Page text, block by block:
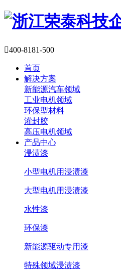
400-8181-500
首页
解决方案
新能源汽车领域
工业电机领域
环保型材料
灌封胶
高压电机领域
产品中心
浸渍漆
小型电机用浸渍漆
大型电机用浸渍漆
水性漆
环保漆
新能源驱动专用漆
特殊领域浸渍漆